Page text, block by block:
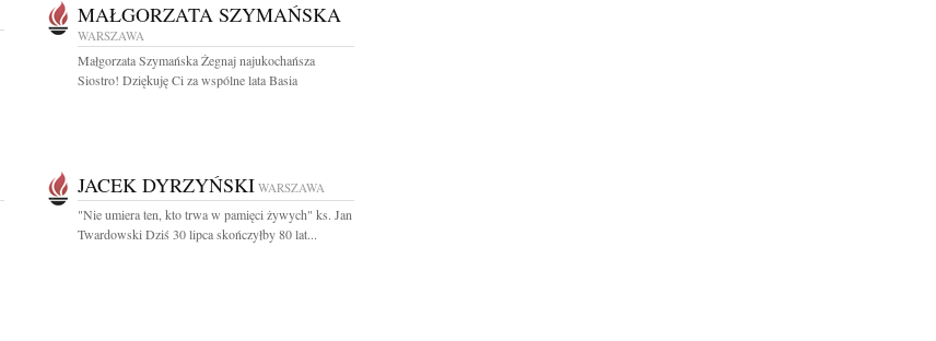
MAŁGORZATA SZYMAŃSKA
WARSZAWA
Małgorzata Szymańska Żegnaj najukochańsza
Siostro! Dziękuję Ci za wspólne lata Basia
JACEK DYRZYŃSKI WARSZAWA
"Nie umiera ten, kto trwa w pamięci żywych" ks. Jan
Twardowski Dziś 30 lipca skończyłby 80 lat...